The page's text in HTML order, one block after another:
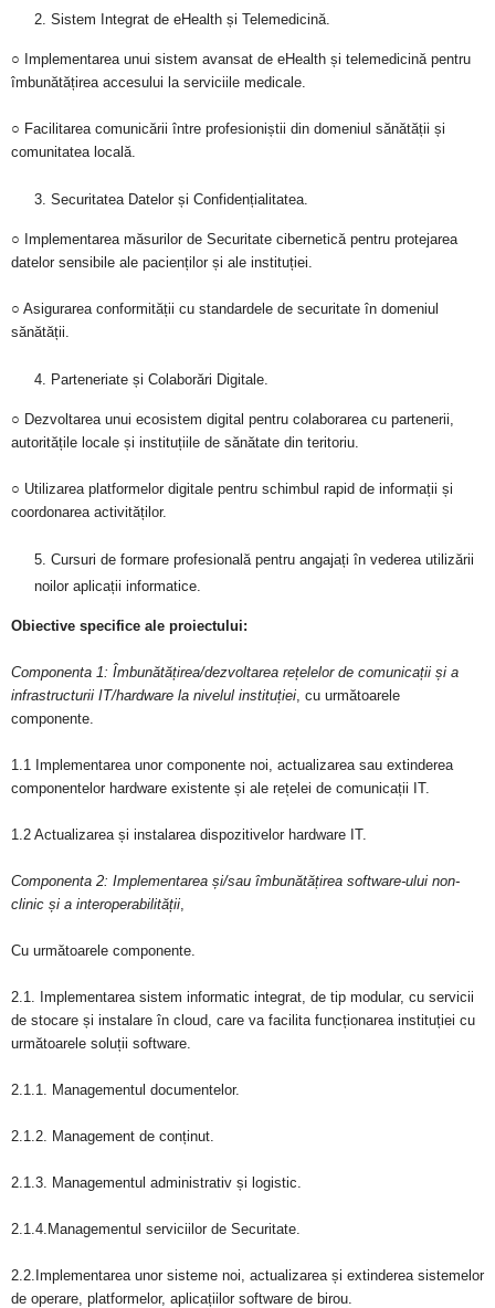
Sistem Integrat de eHealth și Telemedicină.
○ Implementarea unui sistem avansat de eHealth și telemedicină pentru
îmbunătățirea accesului la serviciile medicale.
○ Facilitarea comunicării între profesioniștii din domeniul sănătății și
comunitatea locală.
Securitatea Datelor și Confidențialitatea.
○ Implementarea măsurilor de Securitate cibernetică pentru protejarea
datelor sensibile ale pacienților și ale instituției.
○ Asigurarea conformității cu standardele de securitate în domeniul
sănătății.
Parteneriate și Colaborări Digitale.
○ Dezvoltarea unui ecosistem digital pentru colaborarea cu partenerii,
autoritățile locale și instituțiile de sănătate din teritoriu.
○ Utilizarea platformelor digitale pentru schimbul rapid de informații și
coordonarea activităților.
Cursuri de formare profesională pentru angajați în vederea utilizării
noilor aplicații informatice.
Obiective specifice ale proiectului:
Componenta 1: Îmbunătățirea/dezvoltarea rețelelor de comunicații și a
infrastructurii IT/hardware la nivelul instituției , cu următoarele
componente.
1.1 Implementarea unor componente noi, actualizarea sau extinderea
componentelor hardware existente și ale rețelei de comunicații IT.
1.2 Actualizarea și instalarea dispozitivelor hardware IT.
Componenta 2: Implementarea și/sau îmbunătățirea software-ului non-
clinic și a interoperabilității
Cu următoarele componente.
2.1. Implementarea sistem informatic integrat, de tip modular, cu servicii
de stocare și instalare în cloud, care va facilita funcționarea instituției cu
următoarele soluții software.
2.1.1. Managementul documentelor.
2.1.2. Management de conținut.
2.1.3. Managementul administrativ și logistic.
2.1.4.Managementul serviciilor de Securitate.
2.2.Implementarea unor sisteme noi, actualizarea și extinderea sistemelor
de operare, platformelor, aplicațiilor software de birou.